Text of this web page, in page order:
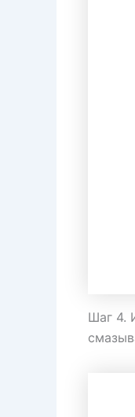
Шаг 4.